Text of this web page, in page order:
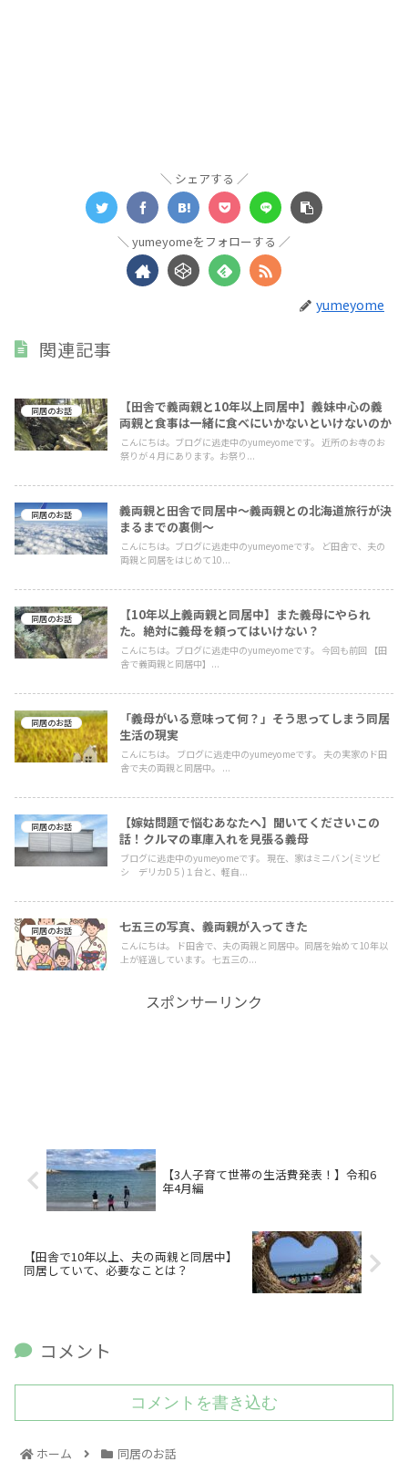
シェアする
yumeyomeをフォローする
yumeyome
関連記事
同居のお話
【田舎で義両親と10年以上同居中】義妹中心の義
両親と食事は一緒に食べにいかないといけないのか
こんにちは。ブログに逃走中のyumeyomeです。 近所のお寺のお
祭りが４月にあります。お祭り...
同居のお話
義両親と田舎で同居中〜義両親との北海道旅行が決
まるまでの裏側〜
こんにちは。ブログに逃走中のyumeyomeです。 ど田舎で、夫の
両親と同居をはじめて10...
同居のお話
【10年以上義両親と同居中】また義母にやられ
た。絶対に義母を頼ってはいけない？
こんにちは。ブログに逃走中のyumeyomeです。 今回も前回 【田
舎で義両親と同居中】...
同居のお話
「義母がいる意味って何？」そう思ってしまう同居
生活の現実
こんにちは。 ブログに逃走中のyumeyomeです。 夫の実家のド田
舎で夫の両親と同居中。 ...
同居のお話
【嫁姑問題で悩むあなたへ】聞いてくださいこの
話！クルマの車庫入れを見張る義母
ブログに逃走中のyumeyomeです。 現在、家はミニバン(ミツビ
シ デリカD５)１台と、軽自...
同居のお話 七五三の写真、義両親が入ってきた
こんにちは。 ド田舎で、夫の両親と同居中。同居を始めて10年以
上が経過しています。 七五三の...
スポンサーリンク
【3人子育て世帯の生活費発表！】令和6
年4月編
【田舎で10年以上、夫の両親と同居中】
同居していて、必要なことは？
コメント
コメントを書き込む
ホーム 同居のお話